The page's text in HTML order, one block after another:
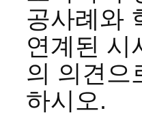
공사례와
연계된 시
의 의견으
하시오.